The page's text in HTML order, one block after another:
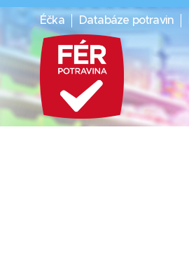
Éčka Databáze potravin